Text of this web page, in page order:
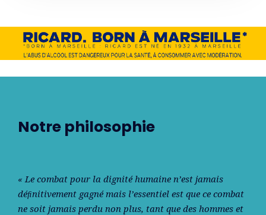
Notre philosophie
« Le combat pour la dignité humaine n’est jamais
déﬁnitivement gagné mais l’essentiel est que ce combat
ne soit jamais perdu non plus, tant que des hommes et